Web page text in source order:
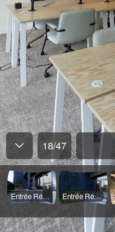
18/47
Entrée Résidence Entrée Résidence